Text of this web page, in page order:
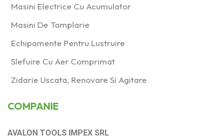
Masini Electrice Cu Acumulator
Masini De Tamplarie
Echipamente Pentru Lustruire
Slefuire Cu Aer Comprimat
Zidarie Uscata, Renovare Si Agitare
COMPANIE
AVALON TOOLS IMPEX SRL